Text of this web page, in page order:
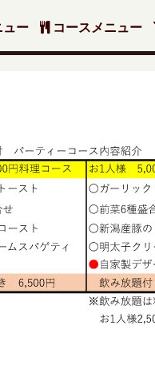
コースメニュー
ュー